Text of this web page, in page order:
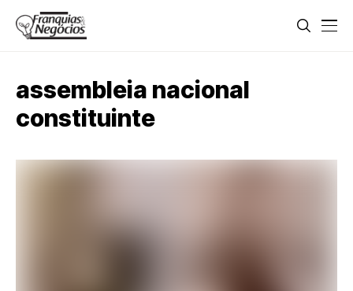
assembleia nacional
constituinte